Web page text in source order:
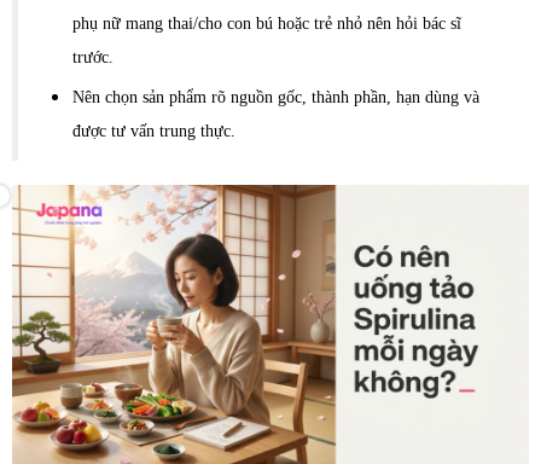
phụ nữ mang thai/cho con bú hoặc trẻ nhỏ nên hỏi bác sĩ
trước.
Nên chọn sản phẩm rõ nguồn gốc, thành phần, hạn dùng và
được tư vấn trung thực.